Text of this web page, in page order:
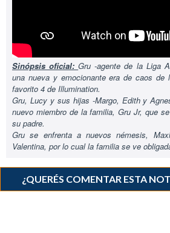
Sinópsis oficial:Gru -agente de la Liga
una nueva y emocionante era de caos de
favorito 4 de Illumination.
Gru, Lucy y sus hijas -Margo, Edith y
nuevo miembro de la familia, Gru Jr, que
su padre.
Gru se enfrenta a nuevos némesis,
Valentina, por lo cual la familia se ve
¿QUERÉS COMENTAR ESTA